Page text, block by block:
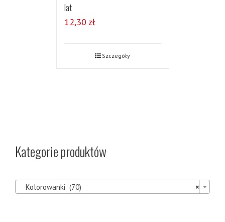
lat
12,30 zł
Szczegóły
Kategorie produktów
×
Kolorowanki (70)